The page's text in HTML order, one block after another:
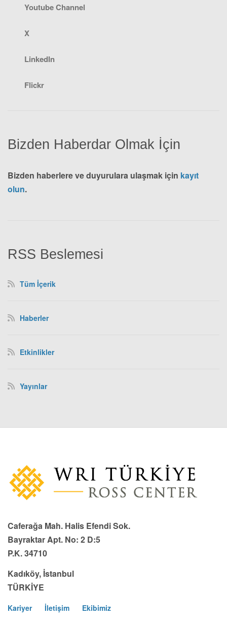
RSS Beslemesi
Tüm İçerik
Haberler
Etkinlikler
Yayınlar
Bizden Haberdar Olmak İçin
Bizden haberlere ve duyurulara ulaşmak için kayıt
olun.
Youtube Channel
X
LinkedIn
Flickr
Caferağa Mah. Halis Efendi Sok.
Bayraktar Apt. No: 2 D:5
P.K. 34710
Kadıköy, İstanbul
TÜRKİYE
Kariyer İletişim Ekibimiz